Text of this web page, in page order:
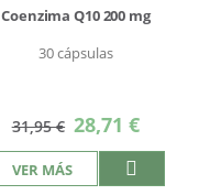
Coenzima Q10 200 mg
30 cápsulas
31,95 € Precio
especial
28,71 €
VER MÁS